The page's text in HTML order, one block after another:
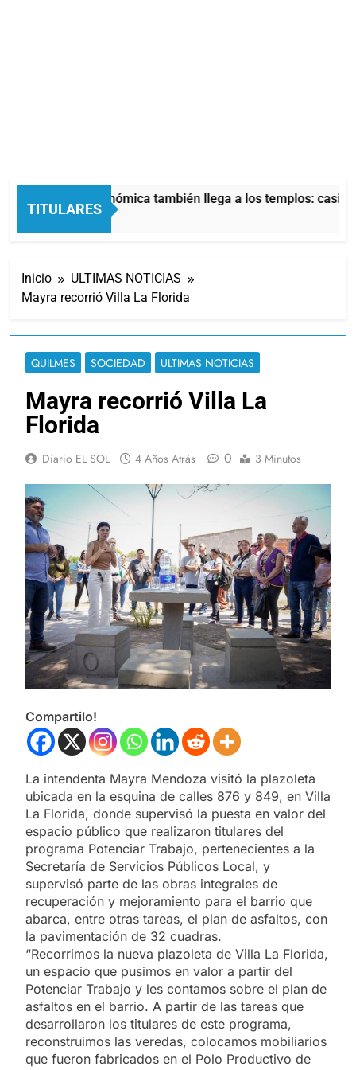
TITULARES
La crisis económica también llega a los templos: casi
3 Horas Atrás
Inicio
ULTIMAS NOTICIAS
Mayra recorrió Villa La Florida
QUILMES SOCIEDAD ULTIMAS NOTICIAS
Mayra recorrió Villa La
Florida
Diario EL SOL 4 Años Atrás 0 3 Minutos
Compartilo!
La intendenta Mayra Mendoza visitó la plazoleta
ubicada en la esquina de calles 876 y 849, en Villa
La Florida, donde supervisó la puesta en valor del
espacio público que realizaron titulares del
programa Potenciar Trabajo, pertenecientes a la
Secretaría de Servicios Públicos Local, y
supervisó parte de las obras integrales de
recuperación y mejoramiento para el barrio que
abarca, entre otras tareas, el plan de asfaltos, con
la pavimentación de 32 cuadras.
“Recorrimos la nueva plazoleta de Villa La Florida,
un espacio que pusimos en valor a partir del
Potenciar Trabajo y les contamos sobre el plan de
asfaltos en el barrio. A partir de las tareas que
desarrollaron los titulares de este programa,
reconstruimos las veredas, colocamos mobiliarios
que fueron fabricados en el Polo Productivo de